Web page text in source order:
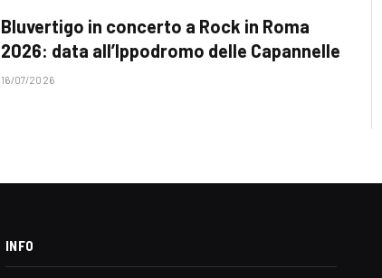
Bluvertigo in concerto a Rock in Roma
2026: data all’Ippodromo delle Capannelle
16/07/2026
INFO